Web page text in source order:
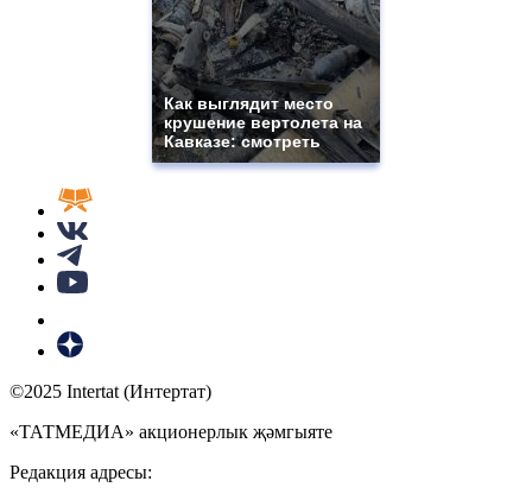
Как выглядит место
крушение вертолета на
Кавказе: смотреть
©2025 Intertat (Интертат)
«ТАТМЕДИА» акционерлык җәмгыяте
Редакция адресы: